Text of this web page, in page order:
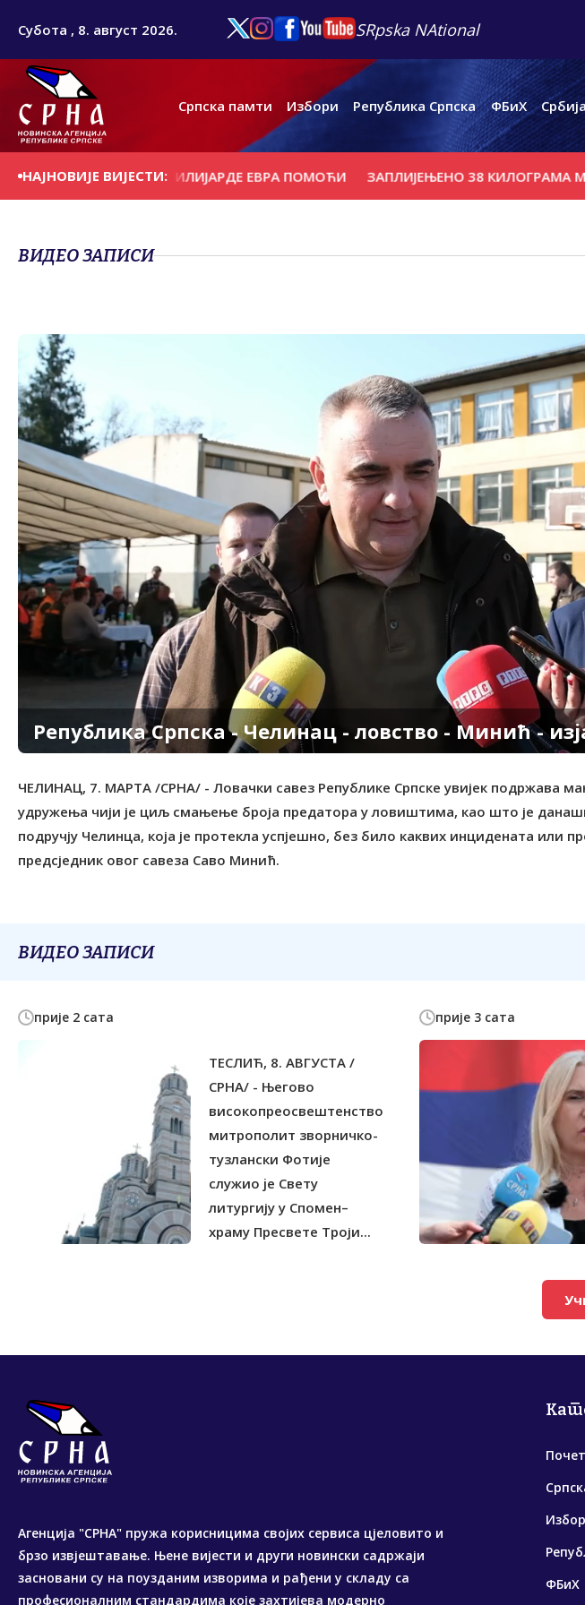
Субота , 8. август 2026. SRpska NAtional
Српска памти Избори Република Српска ФБиХ
НАЈНОВИЈЕ ВИЈЕСТИ:
ПОТРЕБНЕ МИЛИЈАРДЕ ЕВРА ПОМОЋИ ЗАПЛИЈЕЊЕНО 38 КИЛОГРАМА
ВИДЕО ЗАПИСИ
Република Српска - Челинац - ловство - Минић -
ЧЕЛИНАЦ, 7. МАРТА /СРНА/ - Ловачки савез Републике Српске увијек подржава
удружења чији је циљ смањење броја предатора у ловиштима, као што је
подручју Челинца, која је протекла успјешно, без било каквих инцидената или
предсједник овог савеза Саво Минић.
ВИДЕО ЗАПИСИ
прије 2 сата
ТЕСЛИЋ, 8. АВГУСТА /
СРНА/ - Његово
високопреосвештенство
митрополит зворничко-
тузлански Фотије
служиo je Свету
литургију у Спомен–
храму Пресвете Троји...
прије 3 сата
Агенција "СРНА" пружа корисницима својих сервиса цјеловито и
брзо извјештавање. Њене вијести и други новински садржаји
засновани су на поузданим изворима и рађени у складу са
професионалним стандардима које захтијева модерно
ФБиХ